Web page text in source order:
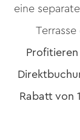
eine
Rabatt von